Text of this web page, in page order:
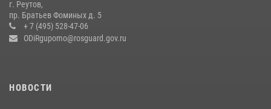
препятствий со стрельбой
14 июля 2026, 15:13
г. Реутов,
пр. Братьев Фоминых д. 5
+ 7 (495) 528-47-06
ODiRgupomo@rosguard.gov.ru
НОВОСТИ